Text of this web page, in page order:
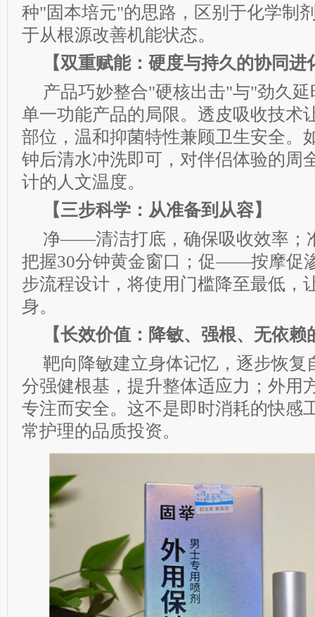
种"固本培元"的思路，区别于化学制
于从根源改善机能状态。
【双重赋能：硬度与持久的协同进
产品巧妙整合"硬核出击"与"劲久
单一功能产品的局限。透皮吸收技术
部位，温和抑菌特性兼顾卫生安全。
钟后清水冲洗即可，对伴侣体验的周
计的人文温度。
【三步科学：从准备到从容】
净——清洁打底，确保吸收效率
把握30分钟黄金窗口；促——按摩促
步流程设计，将使用门槛降至最低，
身。
【长效价值：降敏、强根、无依赖
靶向降敏建立身体记忆，逐步恢复
分强健根基，提升整体适应力；外用
专注而安全。这不是即时消耗的快感
常护理的品质投资。